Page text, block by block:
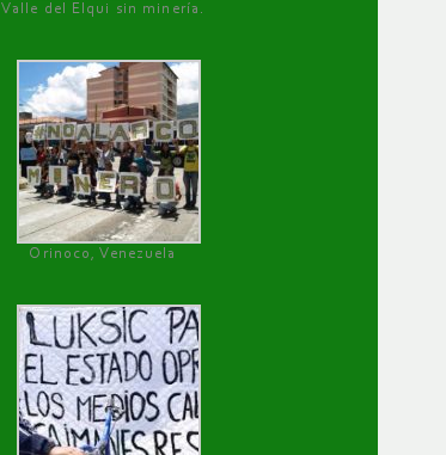
Valle del Elqui sin minería.
Orinoco, Venezuela